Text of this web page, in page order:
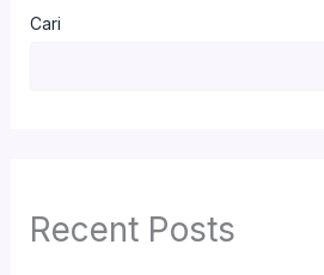
Cari
Recent Posts